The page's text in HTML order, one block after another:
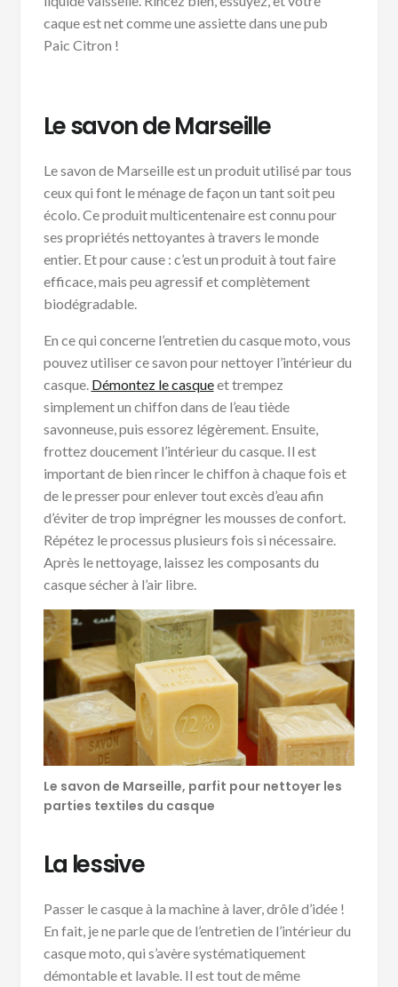
caque est net comme une assiette dans une pub
Paic Citron !
Le savon de Marseille
Le savon de Marseille est un produit utilisé par tous
ceux qui font le ménage de façon un tant soit peu
écolo. Ce produit multicentenaire est connu pour
ses propriétés nettoyantes à travers le monde
entier. Et pour cause : c’est un produit à tout faire
efficace, mais peu agressif et complètement
biodégradable.
En ce qui concerne l’entretien du casque moto, vous
pouvez utiliser ce savon pour nettoyer l’intérieur du
casque. Démontez le casqueet trempez
simplement un chiffon dans de l’eau tiède
savonneuse, puis essorez légèrement. Ensuite,
frottez doucement l’intérieur du casque. Il est
important de bien rincer le chiffon à chaque fois et
de le presser pour enlever tout excès d’eau afin
d’éviter de trop imprégner les mousses de confort.
Répétez le processus plusieurs fois si nécessaire.
Après le nettoyage, laissez les composants du
casque sécher à l’air libre.
Le savon de Marseille, parfit pour nettoyer les
parties textiles du casque
La lessive
Passer le casque à la machine à laver, drôle d’idée !
En fait, je ne parle que de l’entretien de l’intérieur du
casque moto, qui s’avère systématiquement
démontable et lavable. Il est tout de même